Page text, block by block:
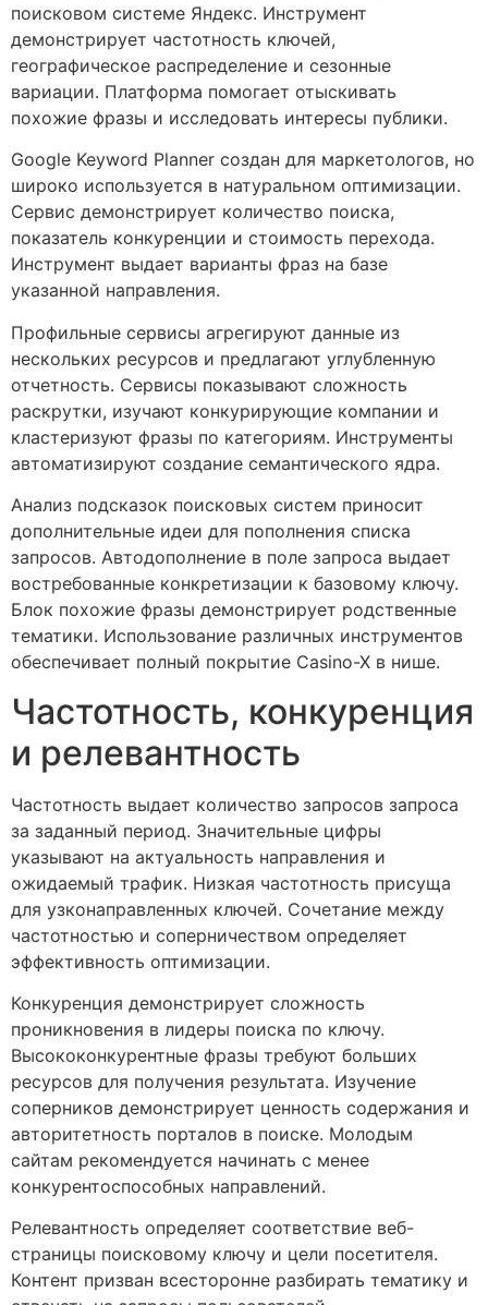
поисковом системе Яндекс. Инструмент
демонстрирует частотность ключей,
географическое распределение и сезонные
вариации. Платформа помогает отыскивать
похожие фразы и исследовать интересы публики.
Google Keyword Planner создан для маркетологов, но
широко используется в натуральном оптимизации.
Сервис демонстрирует количество поиска,
показатель конкуренции и стоимость перехода.
Инструмент выдает варианты фраз на базе
указанной направления.
Профильные сервисы агрегируют данные из
нескольких ресурсов и предлагают углубленную
отчетность. Сервисы показывают сложность
раскрутки, изучают конкурирующие компании и
кластеризуют фразы по категориям. Инструменты
автоматизируют создание семантического ядра.
Анализ подсказок поисковых систем приносит
дополнительные идеи для пополнения списка
запросов. Автодополнение в поле запроса выдает
востребованные конкретизации к базовому ключу.
Блок похожие фразы демонстрирует родственные
тематики. Использование различных инструментов
обеспечивает полный покрытие Casino-X в нише.
Частотность, конкуренция
и релевантность
Частотность выдает количество запросов запроса
за заданный период. Значительные цифры
указывают на актуальность направления и
ожидаемый трафик. Низкая частотность присуща
для узконаправленных ключей. Сочетание между
частотностью и соперничеством определяет
эффективность оптимизации.
Конкуренция демонстрирует сложность
проникновения в лидеры поиска по ключу.
Высококонкурентные фразы требуют больших
ресурсов для получения результата. Изучение
соперников демонстрирует ценность содержания и
авторитетность порталов в поиске. Молодым
сайтам рекомендуется начинать с менее
конкурентоспособных направлений.
Релевантность определяет соответствие веб-
страницы поисковому ключу и цели посетителя.
Контент призван всесторонне разбирать тематику и